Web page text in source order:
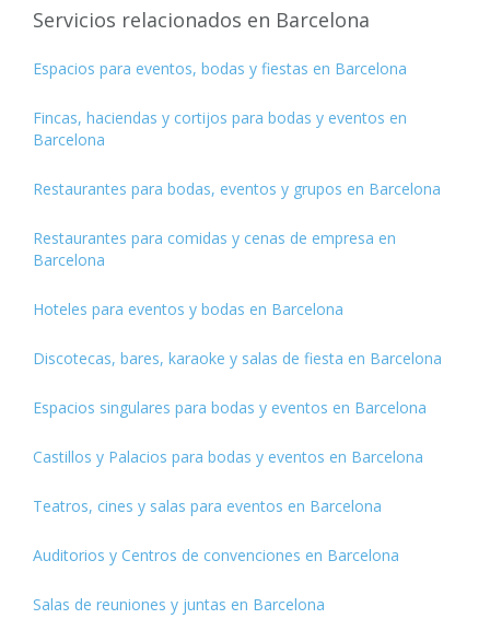
Servicios relacionados en Barcelona
Espacios para eventos, bodas y fiestas en Barcelona
Fincas, haciendas y cortijos para bodas y eventos en
Barcelona
Restaurantes para bodas, eventos y grupos en Barcelona
Restaurantes para comidas y cenas de empresa en
Barcelona
Hoteles para eventos y bodas en Barcelona
Discotecas, bares, karaoke y salas de fiesta en Barcelona
Espacios singulares para bodas y eventos en Barcelona
Castillos y Palacios para bodas y eventos en Barcelona
Teatros, cines y salas para eventos en Barcelona
Auditorios y Centros de convenciones en Barcelona
Salas de reuniones y juntas en Barcelona